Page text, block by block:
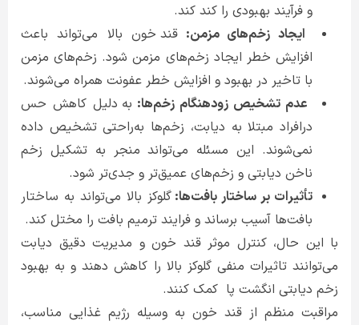
و فرآیند بهبودی را کند کند.
ایجاد زخم‌های مزمن: قند خون بالا می‌تواند باعث
افزایش خطر ایجاد زخم‌های مزمن شود. زخم‌های مزمن
با تاخیر در بهبود و افزایش خطر عفونت همراه می‌شوند.
عدم تشخیص زودهنگام زخم‌ها: به دلیل کاهش حس
درافراد مبتلا به دیابت، زخم‌ها به‌راحتی تشخیص داده
نمی‌شوند. این مسئله می‌تواند منجر به تشکیل زخم
ناخن دیابتی و زخم‌های عمیق‌تر و جدی‌تر شود.
تأثیرات بر ساختار بافت‌ها:گلوکز بالا می‌تواند به ساختار
بافت‌ها آسیب برساند و فرایند ترمیم بافت را مختل کند.
با این حال، کنترل موثر قند خون و مدیریت دقیق دیابت
می‌توانند تاثیرات منفی گلوکز بالا را کاهش دهند و به بهبود
زخم دیابتی انگشت پا کمک کنند.
مراقبت منظم از قند خون به وسیله رژیم غذایی مناسب،